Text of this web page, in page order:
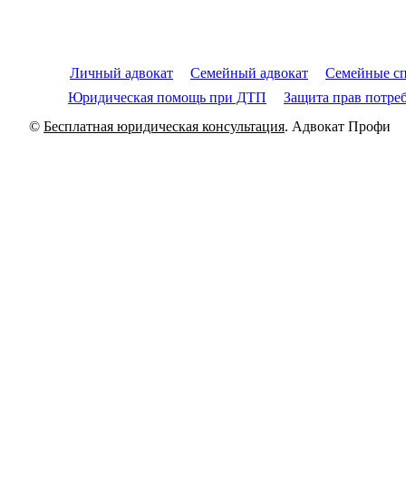
Личный адвокат Семейный адвокат
Семейные
Юридическая помощь при ДТП
Защита прав
© Бесплатная юридическая консультация. Адвокат Профи